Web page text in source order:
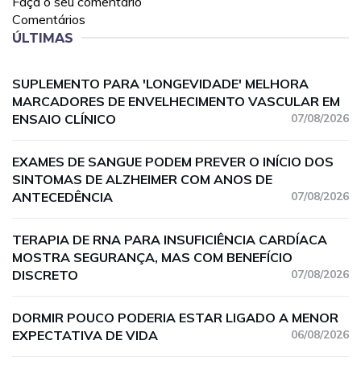
Comentários
ÚLTIMAS
SUPLEMENTO PARA 'LONGEVIDADE' MELHORA
MARCADORES DE ENVELHECIMENTO VASCULAR EM
ENSAIO CLÍNICO
07/08/2026
EXAMES DE SANGUE PODEM PREVER O INÍCIO DOS
SINTOMAS DE ALZHEIMER COM ANOS DE
ANTECEDÊNCIA
07/08/2026
TERAPIA DE RNA PARA INSUFICIÊNCIA CARDÍACA
MOSTRA SEGURANÇA, MAS COM BENEFÍCIO
DISCRETO
07/08/2026
DORMIR POUCO PODERIA ESTAR LIGADO A MENOR
EXPECTATIVA DE VIDA
06/08/2026